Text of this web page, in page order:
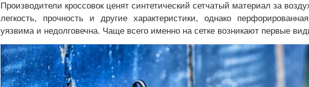
Производители кроссовок ценят синтетический сетчатый материал за
легкость, прочность и другие характеристики, однако
уязвима и недолговечна. Чаще всего именно на сетке возникают первые